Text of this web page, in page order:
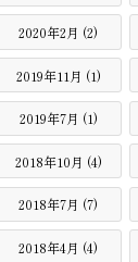
2020年2月 (2)
2019年11月 (1)
2019年7月 (1)
2018年10月 (4)
2018年7月 (7)
2018年4月 (4)